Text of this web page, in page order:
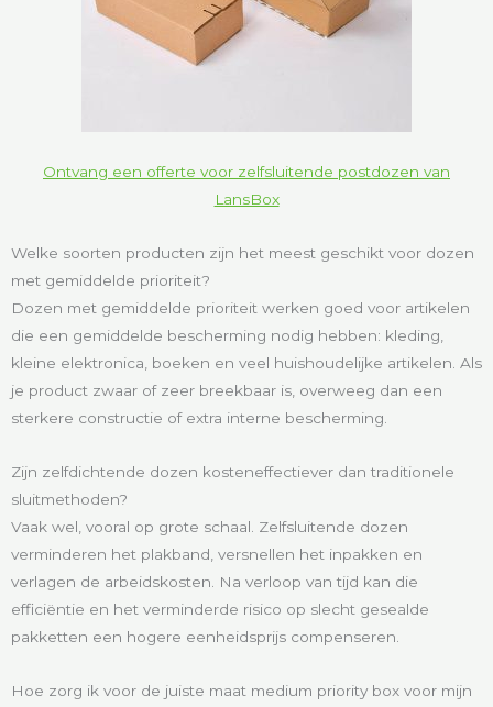
Ontvang een offerte voor zelfsluitende postdozen van
LansBox
Welke soorten producten zijn het meest geschikt voor dozen
met gemiddelde prioriteit?
Dozen met gemiddelde prioriteit werken goed voor artikelen
die een gemiddelde bescherming nodig hebben: kleding,
kleine elektronica, boeken en veel huishoudelijke artikelen. Als
je product zwaar of zeer breekbaar is, overweeg dan een
sterkere constructie of extra interne bescherming.
Zijn zelfdichtende dozen kosteneffectiever dan traditionele
sluitmethoden?
Vaak wel, vooral op grote schaal. Zelfsluitende dozen
verminderen het plakband, versnellen het inpakken en
verlagen de arbeidskosten. Na verloop van tijd kan die
efficiëntie en het verminderde risico op slecht gesealde
pakketten een hogere eenheidsprijs compenseren.
Hoe zorg ik voor de juiste maat medium priority box voor mijn